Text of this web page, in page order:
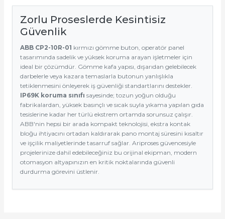
Zorlu Proseslerde Kesintisiz
Güvenlik
ABB CP2-10R-01 kırmızı gömme buton, operatör panel
tasarımında sadelik ve yüksek koruma arayan işletmeler için
ideal bir çözümdür. Gömme kafa yapısı, dışarıdan gelebilecek
darbelerle veya kazara temaslarla butonun yanlışlıkla
tetiklenmesini önleyerek iş güvenliği standartlarını destekler.
IP69K koruma sınıfı sayesinde; tozun yoğun olduğu
fabrikalardan, yüksek basınçlı ve sıcak suyla yıkama yapılan gıda
tesislerine kadar her türlü ekstrem ortamda sorunsuz çalışır.
ABB'nin hepsi bir arada kompakt teknolojisi, ekstra kontak
bloğu ihtiyacını ortadan kaldırarak pano montaj süresini kısaltır
ve işçilik maliyetlerinde tasarruf sağlar. Ariproses güvencesiyle
projelerinize dahil edebileceğiniz bu orijinal ekipman, modern
otomasyon altyapınızın en kritik noktalarında güvenli
durdurma görevini üstlenir.